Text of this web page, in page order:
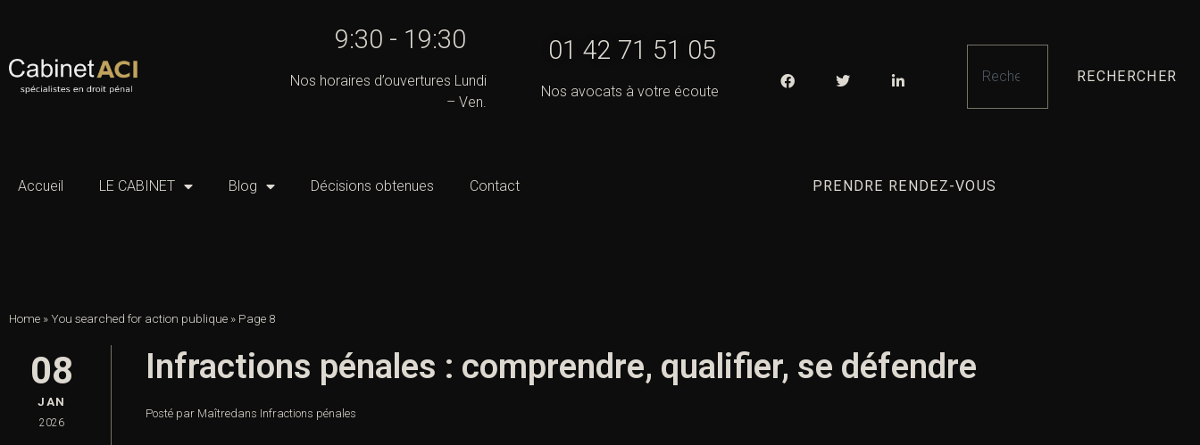
9:30 - 19:30
Nos horaires d’ouvertures Lundi
– Ven.
01 42 71 51 05
Nos avocats à votre écoute
RECHERCHER
Accueil LE CABINET Blog Décisions obtenues Contact PRENDRE RENDEZ-VOUS
Home »You searched for action publique » Page 8
08
JAN
2026
Infractions pénales : comprendre, qualifier, se défendre
Posté par Maîtredans Infractions pénales